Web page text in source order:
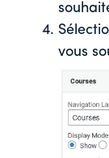
vous